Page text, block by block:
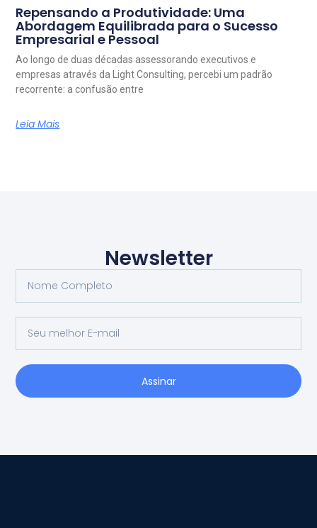
Repensando a Produtividade: Uma
Abordagem Equilibrada para o Sucesso
Empresarial e Pessoal
Ao longo de duas décadas assessorando executivos e
empresas através da Light Consulting, percebi um padrão
recorrente: a confusão entre
Leia Mais
Newsletter
Assinar